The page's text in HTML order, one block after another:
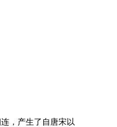
，产生了自唐宋以